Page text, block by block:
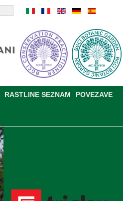
RASTLINE SEZNAM
POVEZAVE